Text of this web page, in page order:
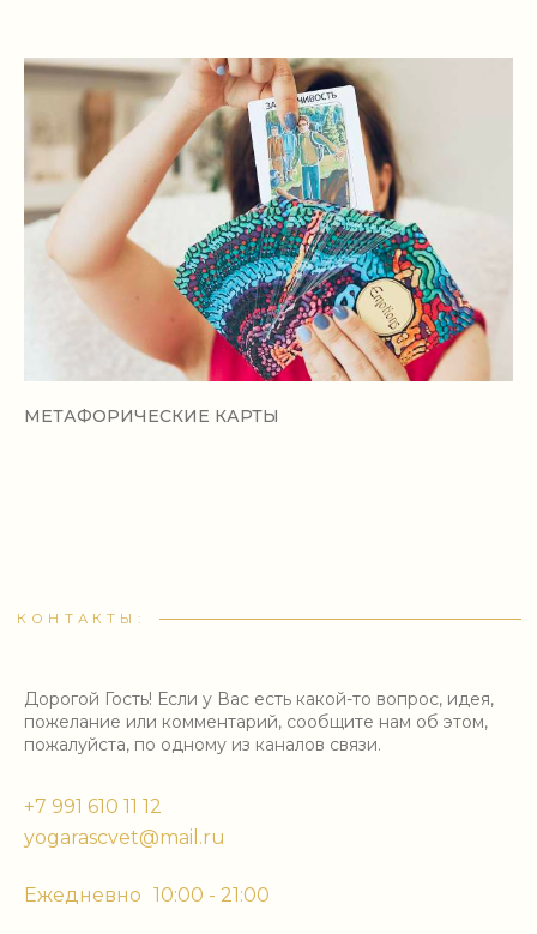
МЕТАФОРИЧЕСКИЕ КАРТЫ
Дорогой Гость! Если у Вас есть какой-то вопрос, идея,
пожелание или комментарий, сообщите нам об этом,
пожалуйста, по одному из каналов связи.
+7 991 610 11 12
yogarascvet@mail.ru
Eжедневно 10:00 - 21:00